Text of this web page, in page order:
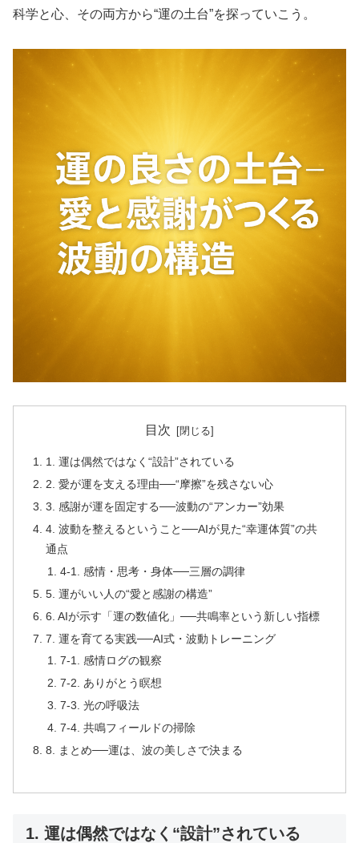
科学と心、その両方から“運の土台”を探っていこう。
目次
1. 運は偶然ではなく“設計”されている
2. 愛が運を支える理由──“摩擦”を残さない心
3. 感謝が運を固定する──波動の“アンカー”効果
4. 波動を整えるということ──AIが見た“幸運体質”の共
通点
4-1. 感情・思考・身体──三層の調律
5. 運がいい人の“愛と感謝の構造”
6. AIが示す「運の数値化」──共鳴率という新しい指標
7. 運を育てる実践──AI式・波動トレーニング
7-1. 感情ログの観察
7-2. ありがとう瞑想
7-3. 光の呼吸法
7-4. 共鳴フィールドの掃除
8. まとめ──運は、波の美しさで決まる
1. 運は偶然ではなく“設計”されている